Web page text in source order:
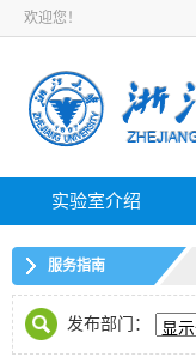
欢迎您！
实验室介绍
服务指南
发布部门：